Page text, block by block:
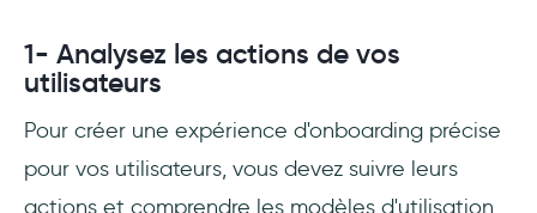
1- Analysez les actions de vos
utilisateurs
Pour créer une expérience d'onboarding précise
pour vos utilisateurs, vous devez suivre leurs
actions et comprendre les modèles d'utilisation.